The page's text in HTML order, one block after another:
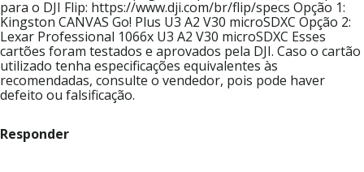
para o DJI Flip: https://www.dji.com/br/flip/specs Opção 1:
Kingston CANVAS Go! Plus U3 A2 V30 microSDXC Opção 2:
Lexar Professional 1066x U3 A2 V30 microSDXC Esses
cartões foram testados e aprovados pela DJI. Caso o cartão
utilizado tenha especificações equivalentes às
recomendadas, consulte o vendedor, pois pode haver
defeito ou falsificação.
Responder